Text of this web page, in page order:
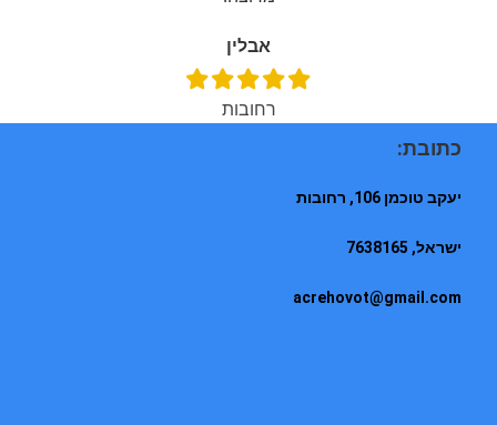
אבלין
רחובות
כתובת:
יעקב טוכמן 106, רחובות
ישראל, 7638165
acrehovot@gmail.com